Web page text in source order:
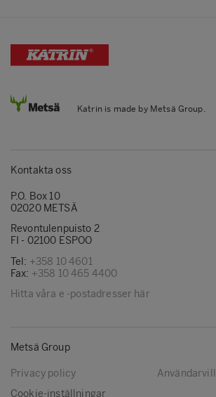
Katrin is made by Metsä Group.
Kontakta oss
P.O. Box 10
02020 METSÄ
Revontulenpuisto 2
FI - 02100 ESPOO
Tel: +358 10 4601
Fax: +358 10 465 4400
Hitta våra e -postadresser här
Metsä Group
Privacy policy
Cookie-inställningar